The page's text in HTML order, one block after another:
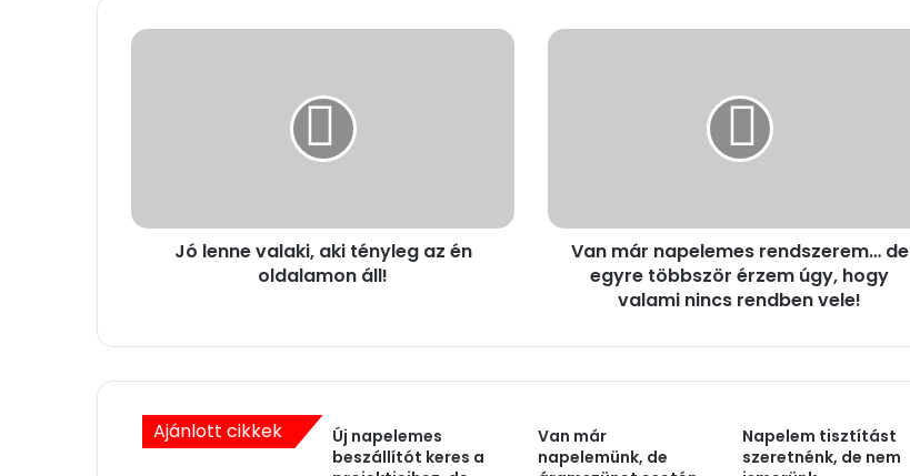
J
a
,
Jó lenne valaki, aki tényleg az én
oldalamon áll!
V
p
e
n
d
Van már napelemes rendszerem… de
egyre többször érzem úgy, hogy
valami nincs rendben vele!
Ajánlott cikkek
Új napelemes
beszállítót keres a
Van már
napelemünk, de
Napelem tisztítást
szeretnénk, de nem